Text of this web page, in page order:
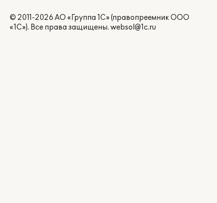
© 2011-2026 АО «Группа 1С» (правопреемник ООО
«1С»). Все права защищены. websol@1c.ru